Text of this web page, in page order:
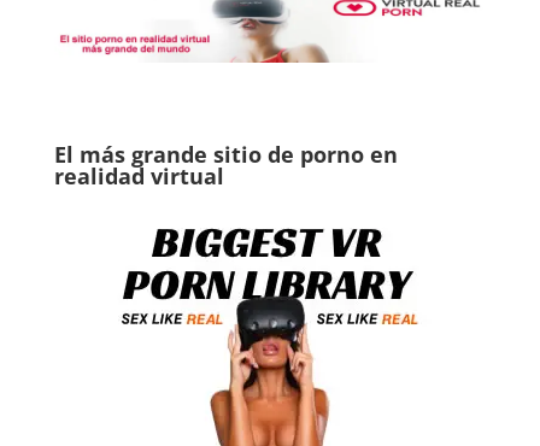
El más grande sitio de porno en
realidad virtual